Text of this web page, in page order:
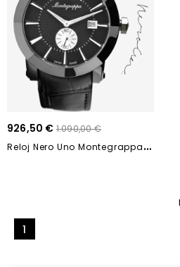
926,50 € 1.090,00 €
R
Eloj Nero Uno Montegrappa IDNLWAIB
1